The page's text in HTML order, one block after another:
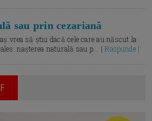
sau prin cezariană
vrea să știu dacă cele care au născut la
nașterea naturală sau p... |Raspunde |